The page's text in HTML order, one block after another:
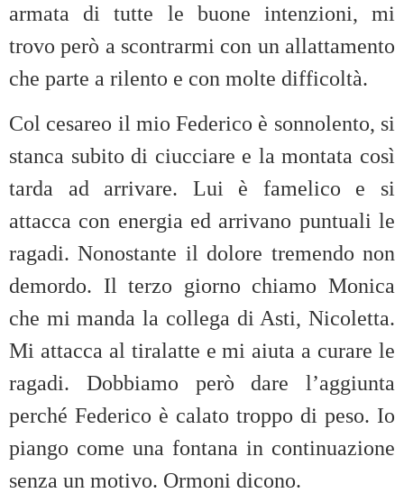
armata di tutte le buone intenzioni, mi
trovo però a scontrarmi con un allattamento
che parte a rilento e con molte difficoltà.
Col cesareo il mio Federico è sonnolento, si
stanca subito di ciucciare e la montata così
tarda ad arrivare. Lui è famelico e si
attacca con energia ed arrivano puntuali le
ragadi. Nonostante il dolore tremendo non
demordo. Il terzo giorno chiamo Monica
che mi manda la collega di Asti, Nicoletta.
Mi attacca al tiralatte e mi aiuta a curare le
ragadi. Dobbiamo però dare l’aggiunta
perché Federico è calato troppo di peso. Io
piango come una fontana in continuazione
senza un motivo. Ormoni dicono.